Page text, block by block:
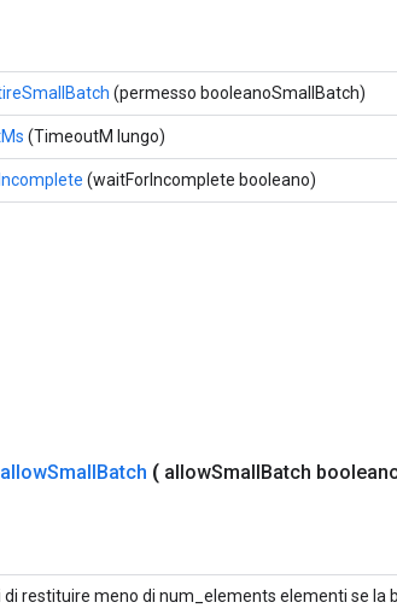
(permesso booleanoSmallBatch)
(TimeoutM lungo)
(waitForIncomplete booleano)
SmallBatch ( allowSmallBatch
di restituire meno di num_elements elementi se la